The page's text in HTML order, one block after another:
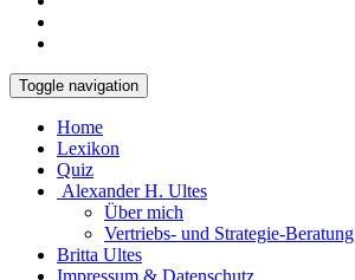
Toggle navigation
Home
Lexikon
Quiz
Alexander H. Ultes
Über mich
Vertriebs- und Strategie-Beratung
Britta Ultes
Impressum & Datenschutz